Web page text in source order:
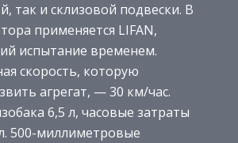
так и склизовой подвески. В
применяется LIFAN,
испытание временем.
скорость, которую
агрегат, — 30 км/час.
6,5 л, часовые затраты
500-миллиметровые